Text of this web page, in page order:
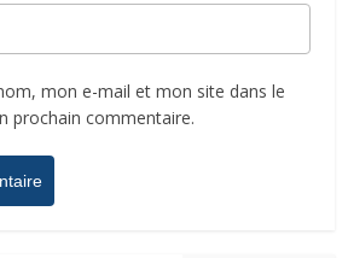
mon e-mail et mon site dans le
prochain commentaire.